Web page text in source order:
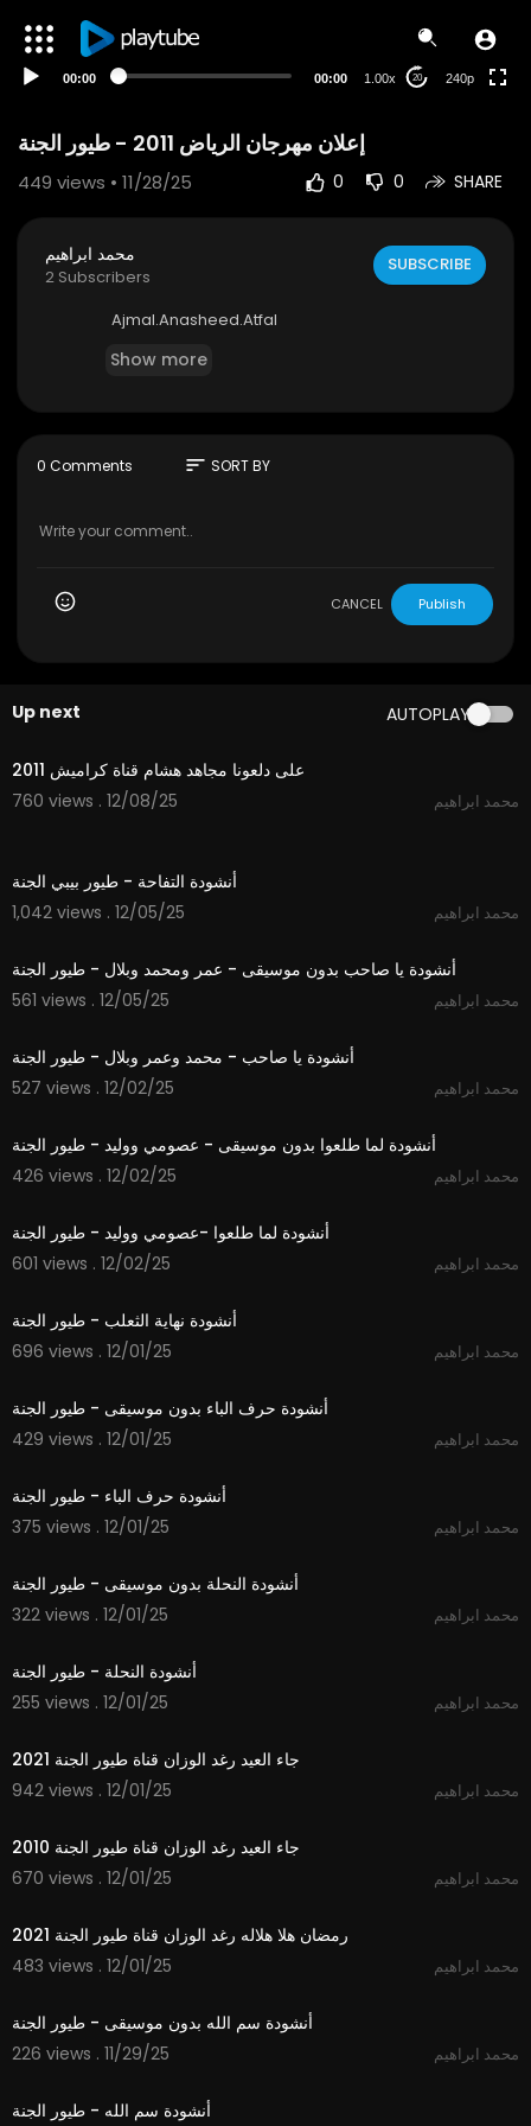
00:00 00:00 1.00x 20 240p
إعلان مهرجان الرياض 2011 - طيور الجنة
449 views • 11/28/25 0 0 SHARE
محمد ابراهيم
2 Subscribers
SUBSCRIBE
⁣⁣⁣⁣⁣⁣⁣⁣Ajmal.Anasheed.Atfal
Show more
0 Comments sort SORT BY
CANCEL Publish
Up next AUTOPLAY
3:44
على دلعونا مجاهد هشام قناة كراميش 2011
760 views . 12/08/25
محمد ابراهيم
أنشودة التفاحة - طيور بيبي الجنة
1,042 views . 12/05/25
محمد ابراهيم
أنشودة يا صاحب بدون موسيقى - عمر ومحمد وبلال - طيور الجنة
561 views . 12/05/25
محمد ابراهيم
أنشودة يا صاحب - محمد وعمر وبلال - طيور الجنة
527 views . 12/02/25
محمد ابراهيم
أنشودة لما طلعوا بدون موسيقى - عصومي ووليد - طيور الجنة
426 views . 12/02/25
محمد ابراهيم
أنشودة لما طلعوا -عصومي ووليد - طيور الجنة
601 views . 12/02/25
محمد ابراهيم
أنشودة نهاية الثعلب - طيور الجنة
696 views . 12/01/25
محمد ابراهيم
أنشودة حرف الباء بدون موسيقى - طيور الجنة
429 views . 12/01/25
محمد ابراهيم
أنشودة حرف الباء - طيور الجنة
375 views . 12/01/25
محمد ابراهيم
أنشودة النحلة بدون موسيقى - طيور الجنة
322 views . 12/01/25
محمد ابراهيم
أنشودة النحلة - طيور الجنة
255 views . 12/01/25
محمد ابراهيم
جاء العيد رغد الوزان قناة طيور الجنة 2021
942 views . 12/01/25
محمد ابراهيم
جاء العيد رغد الوزان قناة طيور الجنة 2010
670 views . 12/01/25
محمد ابراهيم
رمضان هلا هلاله رغد الوزان قناة طيور الجنة 2021
483 views . 12/01/25
محمد ابراهيم
أنشودة سم الله بدون موسيقى - طيور الجنة
226 views . 11/29/25
محمد ابراهيم
أنشودة سم الله - طيور الجنة